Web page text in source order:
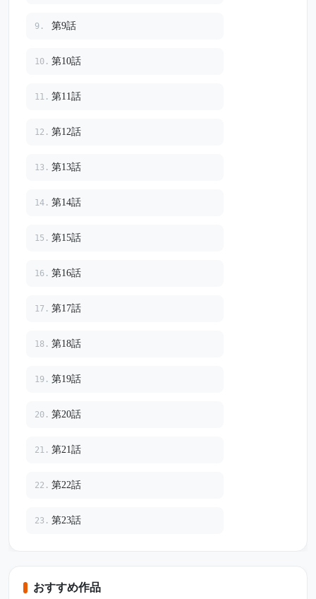
9. 第9話
10. 第10話
11. 第11話
12. 第12話
13. 第13話
14. 第14話
15. 第15話
16. 第16話
17. 第17話
18. 第18話
19. 第19話
20. 第20話
21. 第21話
22. 第22話
23. 第23話
おすすめ作品